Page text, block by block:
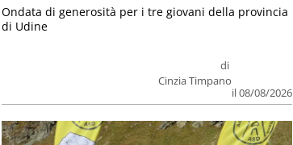
di
Cinzia Timpano
il 08/08/2026
Ondata di generosità per i tre giovani della provincia
di Udine